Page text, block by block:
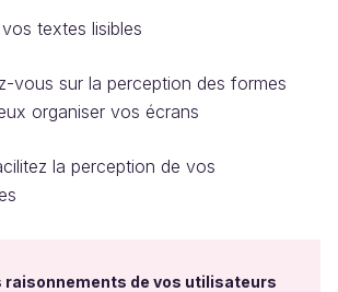
textes lisibles
vous sur la perception des formes
organiser vos écrans
la perception de vos
raisonnements de vos utilisateurs